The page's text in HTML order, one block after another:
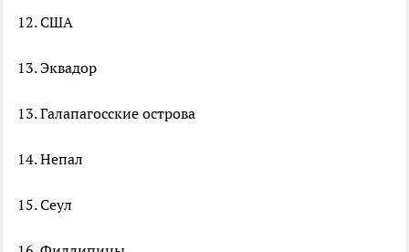
12. США
13. Эквадор
13. Галапагосские острова
14. Непал
15. Сеул